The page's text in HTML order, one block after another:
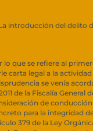
introducción del delito
lo que se refiere al
carta legal a la
se venía
de la Fiscalía
de
para la integridad
379 de la Ley